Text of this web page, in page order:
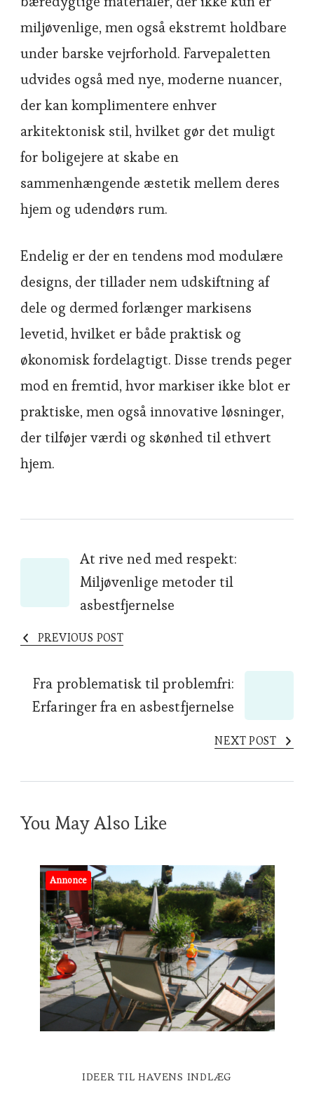
miljøvenlige, men også ekstremt holdbare
under barske vejrforhold. Farvepaletten
udvides også med nye, moderne nuancer,
der kan komplimentere enhver
arkitektonisk stil, hvilket gør det muligt
for boligejere at skabe en
sammenhængende æstetik mellem deres
hjem og udendørs rum.
Endelig er der en tendens mod modulære
designs, der tillader nem udskiftning af
dele og dermed forlænger markisens
levetid, hvilket er både praktisk og
økonomisk fordelagtigt. Disse trends peger
mod en fremtid, hvor markiser ikke blot er
praktiske, men også innovative løsninger,
der tilføjer værdi og skønhed til ethvert
hjem.
Post
Navigation
At rive ned med respekt:
Miljøvenlige metoder til
asbestfjernelse
PREVIOUS POST
Fra problematisk til problemfri:
Erfaringer fra en asbestfjernelse
NEXT POST
You May Also Like
Annonce
IDEER TIL HAVENS INDLÆG